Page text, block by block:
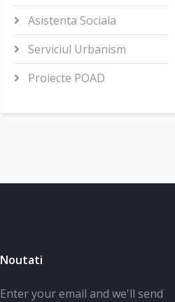
Asistenta Sociala
Serviciul Urbanism
Proiecte POAD
Noutati
Enter your email and we'll send